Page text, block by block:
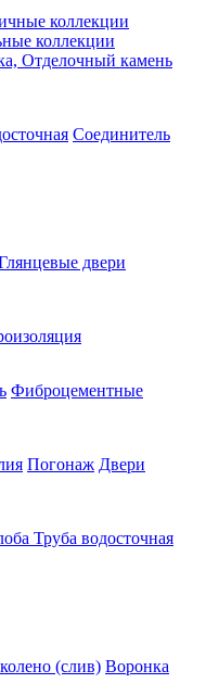
коллекции
коллекции
Отделочный камень
Соединитель
двери
Фиброцементные
Погонаж Двери
Труба водосточная
(слив) Воронка